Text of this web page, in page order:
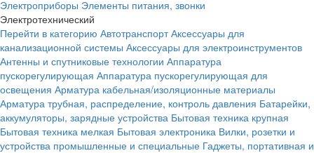
Электроприборы Элементы питания, звонки
Электротехнический
Перейти в категорию Автотранспорт Аксессуары для
канализационной системы Аксессуары для электроинструментов
Антенны и спутниковые технологии Аппаратура
пускорегулирующая Аппаратура пускорегулирующая для
освещения Арматура кабельная/изоляционные материалы
Арматура трубная, распределение, контроль давления Батарейки,
аккумуляторы, зарядные устройства Бытовая техника крупная
Бытовая техника мелкая Бытовая электроника Вилки, розетки и
устройства промышленные и специальные Гаджеты, портативная и